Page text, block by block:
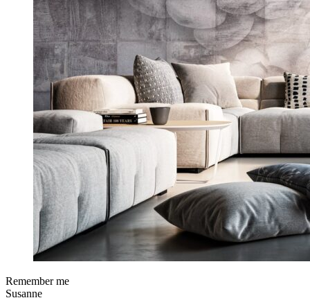
Remember me
Susanne